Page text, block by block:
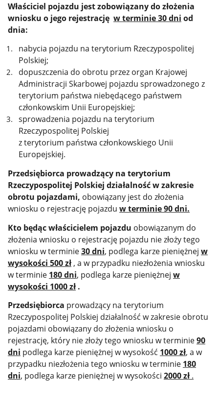
Właściciel pojazdu jest zobowiązany do złożenia
wniosku o jego rejestrację w terminie 30 dni od
dnia:
nabycia pojazdu na terytorium Rzeczypospolitej
Polskiej;
dopuszczenia do obrotu przez organ Krajowej
Administracji Skarbowej pojazdu sprowadzonego z
terytorium państwa niebędącego państwem
członkowskim Unii Europejskiej;
sprowadzenia pojazdu na terytorium
Rzeczypospolitej Polskiej
z terytorium państwa członkowskiego Unii
Europejskiej.
Przedsiębiorca prowadzący na terytorium
Rzeczypospolitej Polskiej działalność w zakresie
obrotu pojazdami, obowiązany jest do złożenia
wniosku o rejestrację pojazdu w terminie 90 dni.
Kto będąc właścicielem pojazdu obowiązanym do
złożenia wniosku o rejestrację pojazdu nie złoży tego
wniosku w terminie30 dni, podlega karze pieniężnej w
wysokości 500 zł, a w przypadku niezłożenia wniosku
w terminie 180 dni, podlega karze pieniężnej w
wysokości 1000 zł.
Przedsiębiorca prowadzący na terytorium
Rzeczypospolitej Polskiej działalność w zakresie obrotu
pojazdami obowiązany do złożenia wniosku o
rejestrację, który nie złoży tego wniosku w terminie90
dni podlega karze pieniężnej w wysokość 1000 zł, a w
przypadku niezłożenia tego wniosku w terminie 180
dni, podlega karze pieniężnej w wysokości 2000 zł.